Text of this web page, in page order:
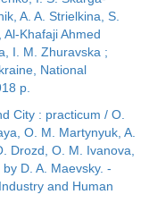
A. A. Strielkina, S.
Khafaji Ahmed
І. M. Zhuravska ;
National
p.
City : practicum / О.
O. M. Martynyuk, A.
Drozd, O. M. Ivanova,
D. A. Maevsky. -
and Human